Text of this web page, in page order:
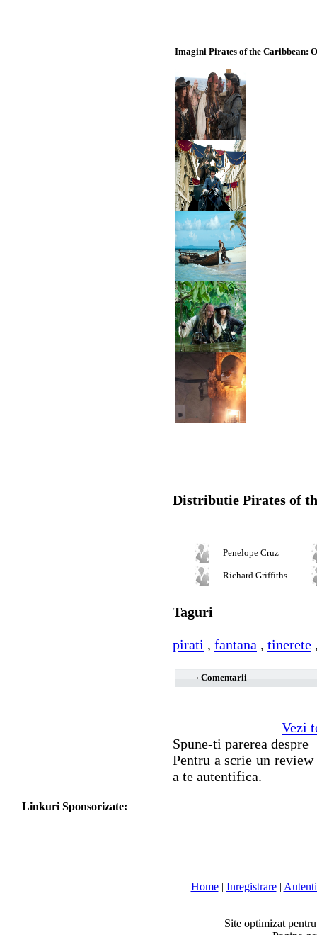
Imagini Pirates of the Caribbean:
Distributie Pirates of
Penelope Cruz
Richard Griffiths
Taguri
pirati , fantana , tinerete
Comentarii
Vezi
Spune-ti parerea despre
Pentru a scrie un
a te autentifica.
Linkuri Sponsorizate:
Home| Inregistrare|
Site optimizat